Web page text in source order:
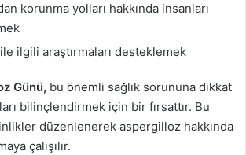
korunma yolları hakkında insanları
ilgili araştırmaları desteklemek
Günü, bu önemli sağlık sorununa dikkat
bilinçlendirmek için bir fırsattır. Bu
düzenlenerek aspergilloz hakkında
çalışılır.